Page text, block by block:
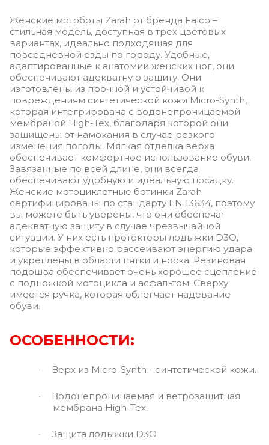
Женские мотоботы Zarah от бренда Falco –
стильная модель, доступная в трех цветовых
вариантах, идеально подходящая для
повседневной езды по городу. Удобные,
адаптированные к анатомии женских ног, они
обеспечивают адекватную защиту. Они
изготовлены из прочной и устойчивой к
повреждениям синтетической кожи Micro-Synth,
которая интегрирована с водонепроницаемой
мембраной High-Tex, благодаря которой они
защищены от намокания в случае резкого
изменения погоды. Мягкая отделка верха
обеспечивает комфортное использование обуви.
Завязанные по всей длине, они всегда
обеспечивают удобную и идеальную посадку.
Женские мотоциклетные ботинки Zarah
сертифицированы по стандарту EN 13634, поэтому
вы можете быть уверены, что они обеспечат
адекватную защиту в случае чрезвычайной
ситуации. У них есть протекторы лодыжки D3O,
которые эффективно рассеивают энергию удара
и укреплены в области пятки и носка. Резиновая
подошва обеспечивает очень хорошее сцепление
с подножкой мотоцикла и асфальтом. Сверху
имеется ручка, которая облегчает надевание
обуви.
ОСОБЕННОСТИ:
· Верх из Micro-Synth - синтетической кожи.
·
Водонепроницаемая и ветрозащитная
мембрана High-Tex.
· Защита лодыжки D3O